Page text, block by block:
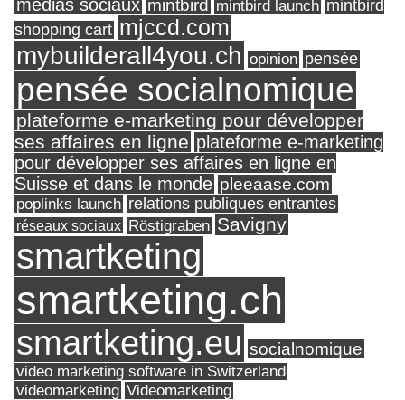
médias sociaux mintbird mintbird launch mintbird
shopping cart mjccd.com
mybuilderall4you.ch opinion pensée
pensée socialnomique
plateforme e-marketing pour développer
ses affaires en ligne plateforme e-marketing
pour développer ses affaires en ligne en
Suisse et dans le monde pleeaase.com
poplinks launch relations publiques entrantes
réseaux sociaux Röstigraben Savigny
smartketing
smartketing.ch
smartketing.eu socialnomique
video marketing software in Switzerland
videomarketing Videomarketing